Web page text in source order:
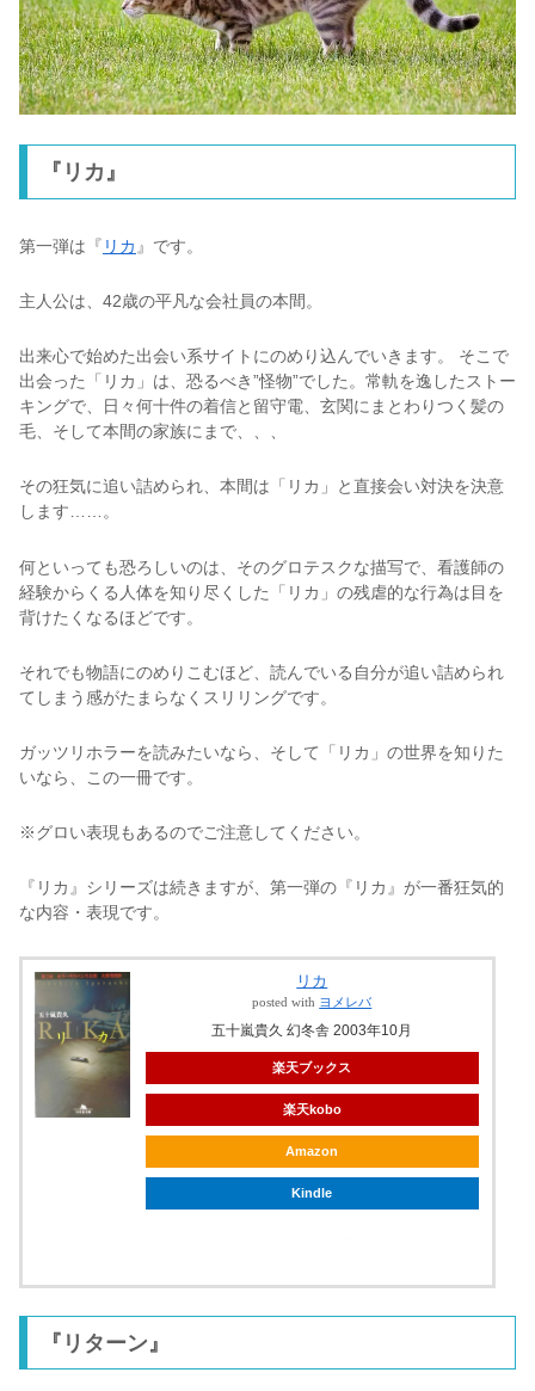
『リカ』
第一弾は『 リカ 』です。
主人公は、42歳の平凡な会社員の本間。
出来心で始めた出会い系サイトにのめり込んでいきます。 そこで
出会った「リカ」は、恐るべき”怪物”でした。常軌を逸したストー
キングで、日々何十件の着信と留守電、玄関にまとわりつく髪の
毛、そして本間の家族にまで、、、
その狂気に追い詰められ、本間は「リカ」と直接会い対決を決意
します……。
何といっても恐ろしいのは、そのグロテスクな描写で、看護師の
経験からくる人体を知り尽くした「リカ」の残虐的な行為は目を
背けたくなるほどです。
それでも物語にのめりこむほど、読んでいる自分が追い詰められ
てしまう感がたまらなくスリリングです。
ガッツリホラーを読みたいなら、そして「リカ」の世界を知りた
いなら、この一冊です。
※グロい表現もあるのでご注意してください。
『リカ』シリーズは続きますが、第一弾の『リカ』が一番狂気的
な内容・表現です。
リカ
posted with ヨメレバ
五十嵐貴久 幻冬舎 2003年10月
楽天ブックス
楽天kobo
Amazon
Kindle
『リターン』